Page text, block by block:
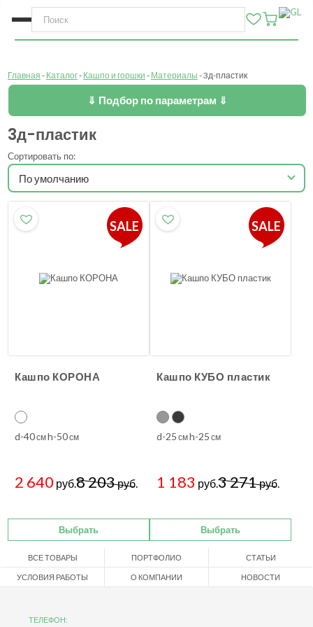
Главная Каталог Кашпо и горшки Материалы 3д-пластик
⇓ Подбор по параметрам ⇓
3д-пластик
Сортировать по:
SALE
Кашпо КОРОНА
d-40смh-50см
2 640 руб.8 203руб.
Выбрать
SALE
Кашпо КУБО пластик
d-25 смh-25 см
1 183 руб.3 271руб.
Выбрать
ВСЕ ТОВАРЫ ПОРТФОЛИО СТАТЬИ
УСЛОВИЯ РАБОТЫ О КОМПАНИИ НОВОСТИ
ТЕЛЕФОН: